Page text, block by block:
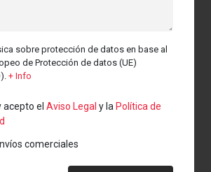
sobre protección de datos en base al
de Protección de datos (UE)
+ Info
acepto el Aviso Legal y la Política de
comerciales